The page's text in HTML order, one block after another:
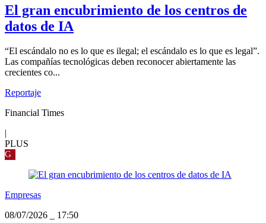
El gran encubrimiento de los centros de
datos de IA
“El escándalo no es lo que es ilegal; el escándalo es lo que es legal”.
Las compañías tecnológicas deben reconocer abiertamente las
crecientes co...
Reportaje
Financial Times
PLUS
G
Empresas
08/07/2026
17:50